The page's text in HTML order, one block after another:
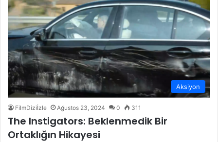
Aksiyon
FilmDiziİzle Ağustos 23, 2024 0 311
The Instigators: Beklenmedik Bir
Ortaklığın Hikayesi